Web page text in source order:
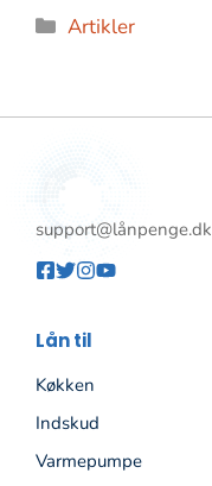
Kategorier
Artikler
support@lånpenge.dk
Lån til
Køkken
Indskud
Varmepumpe